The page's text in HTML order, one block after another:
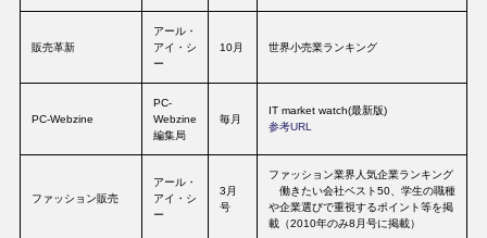
販売革新
アール・
アイ・シ
ー
10月 世界小売業ランキング
PC-Webzine
PC-
Webzine
編集局
毎月
IT market watch(最新版)
参考URL
ファッション販売
アール・
アイ・シ
ー
3月
号
ファッション業界人気企業ランキング
働きたい会社ベスト50、学生の職種
や企業選びで重視するポイント等を掲
載（2010年のみ8月号に掲載）